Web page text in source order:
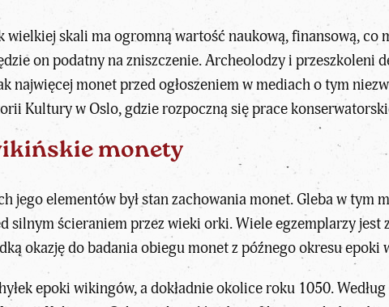
skali ma ogromną wartość naukową, finansową, co
on podatny na zniszczenie. Archeolodzy i przeszkoleni
najwięcej monet przed ogłoszeniem w mediach o tym
Kultury w Oslo, gdzie rozpoczną się prace
monety
jego elementów był stan zachowania monet. Gleba w tym
silnym ścieraniem przez wieki orki. Wiele egzemplarzy jest
okazję do badania obiegu monet z późnego okresuepoki
epoki wikingów, a dokładnie okolice roku 1050.